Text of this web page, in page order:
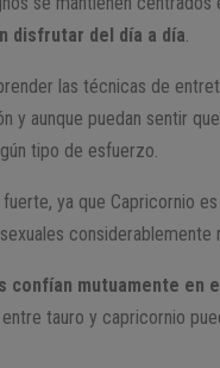
disfrutar del día a día.
las técnicas de
y aunque puedan sentir
tipo de esfuerzo.
ya que Capricornio
considerablemente
confían mutuamente
tauro y capricornio